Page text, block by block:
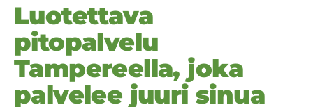
Luotettava
pitopalvelu
Tampereella, joka
palvelee juuri sinua